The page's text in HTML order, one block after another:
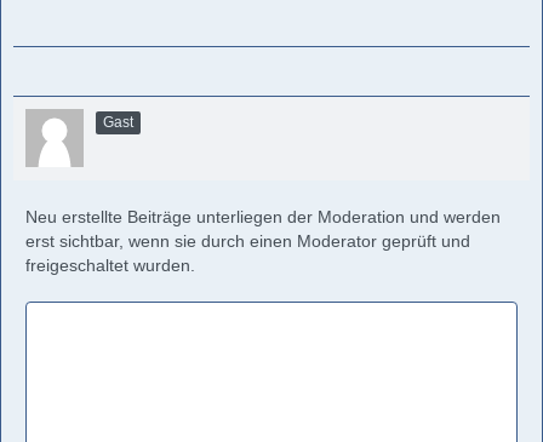
Gast
Neu erstellte Beiträge unterliegen der Moderation und werden
erst sichtbar, wenn sie durch einen Moderator geprüft und
freigeschaltet wurden.